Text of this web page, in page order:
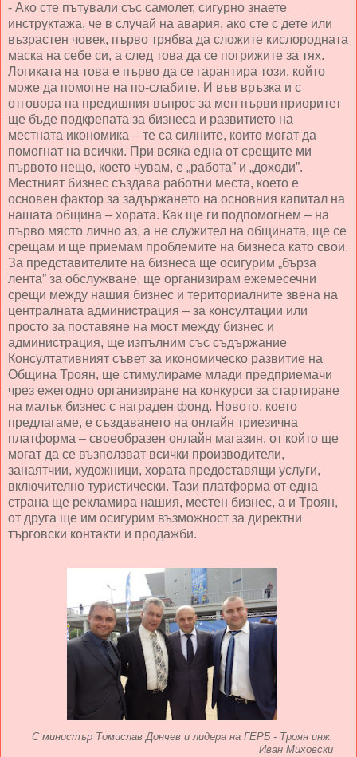
- Ако сте пътували със самолет, сигурно знаете
инструктажа, че в случай на авария, ако сте с дете или
възрастен човек, първо трябва да сложите кислородната
маска на себе си, а след това да се погрижите за тях.
Логиката на това е първо да се гарантира този, който
може да помогне на по-слабите. И във връзка и с
отговора на предишния въпрос за мен първи приоритет
ще бъде подкрепата за бизнеса и развитието на
местната икономика – те са силните, които могат да
помогнат на всички. При всяка една от срещите ми
първото нещо, което чувам, е „работа” и „доходи”.
Местният бизнес създава работни места, което е
основен фактор за задържането на основния капитал на
нашата община – хората. Как ще ги подпомогнем – на
първо място лично аз, а не служител на общината, ще се
срещам и ще приемам проблемите на бизнеса като свои.
За представителите на бизнеса ще осигурим „бърза
лента” за обслужване, ще организирам ежемесечни
срещи между нашия бизнес и териториалните звена на
централната администрация – за консултации или
просто за поставяне на мост между бизнес и
администрация, ще изпълним със съдържание
Консултативният съвет за икономическо развитие на
Община Троян, ще стимулираме млади предприемачи
чрез ежегодно организиране на конкурси за стартиране
на малък бизнес с награден фонд. Новото, което
предлагаме, е създаването на онлайн триезична
платформа – своеобразен онлайн магазин, от който ще
могат да се възползват всички производители,
занаятчии, художници, хората предоставящи услуги,
включително туристически. Тази платформа от една
страна ще рекламира нашия, местен бизнес, а и Троян,
от друга ще им осигурим възможност за директни
търговски контакти и продажби.
С министър Томислав Дончев и лидера на ГЕРБ - Троян инж.
Иван Миховски